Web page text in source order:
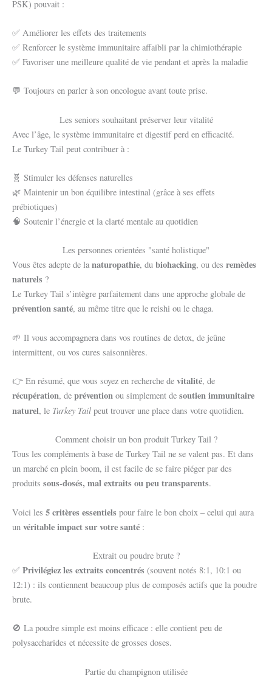
PSK) pouvait :
✅ Améliorer les effets des traitements
✅ Renforcer le système immunitaire affaibli par la chimiothérapie
✅ Favoriser une meilleure qualité de vie pendant et après la maladie
💬 Toujours en parler à son oncologue avant toute prise.
Les seniors souhaitant préserver leur vitalité
Avec l’âge, le système immunitaire et digestif perd en efficacité.
Le Turkey Tail peut contribuer à :
🧬 Stimuler les défenses naturelles
🌿 Maintenir un bon équilibre intestinal (grâce à ses effets
prébiotiques)
🧠 Soutenir l’énergie et la clarté mentale au quotidien
Les personnes orientées "santé holistique"
Vous êtes adepte de lanaturopathie, du biohacking, ou des remèdes
naturels ?
Le Turkey Tail s’intègre parfaitement dans une approche globale de
prévention santé, au même titre que le reishi ou le chaga.
🌱 Il vous accompagnera dans vos routines de detox, de jeûne
intermittent, ou vos cures saisonnières.
👉 En résumé, que vous soyez en recherche de vitalité, de
récupération, de prévention ou simplement de soutien immunitaire
naturel, le Turkey Tail peut trouver une place dans votre quotidien.
Comment choisir un bon produit Turkey Tail ?
Tous les compléments à base de Turkey Tail ne se valent pas. Et dans
un marché en plein boom, il est facile de se faire piéger par des
produits sous-dosés, mal extraits ou peu transparents.
Voici les 5 critères essentiels pour faire le bon choix – celui qui aura
un véritable impact sur votre santé :
Extrait ou poudre brute ?
✅ Privilégiez les extraits concentrés (souvent notés 8:1, 10:1 ou
12:1) : ils contiennent beaucoup plus de composés actifs que la poudre
brute.
🚫 La poudre simple est moins efficace : elle contient peu de
polysaccharides et nécessite de grosses doses.
Partie du champignon utilisée